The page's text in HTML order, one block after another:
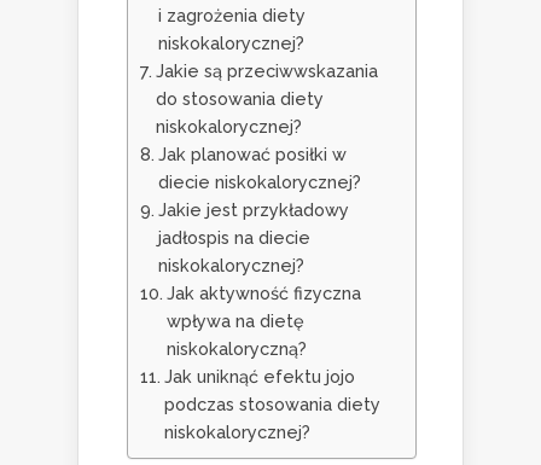
i zagrożenia diety
niskokalorycznej?
Jakie są przeciwwskazania
do stosowania diety
niskokalorycznej?
Jak planować posiłki w
diecie niskokalorycznej?
Jakie jest przykładowy
jadłospis na diecie
niskokalorycznej?
Jak aktywność fizyczna
wpływa na dietę
niskokaloryczną?
Jak uniknąć efektu jojo
podczas stosowania diety
niskokalorycznej?